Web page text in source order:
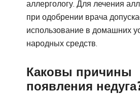
аллергологу. Для лечения
при одобрении врача
использование в домашних
народных средств.
Каковы причины
появления